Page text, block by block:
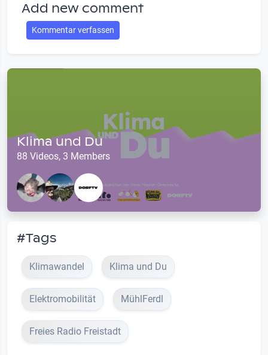
Add new comment
Kommentar verfassen
Klima und Du
88 Videos, 3 Members
#Tags
Klimawandel Klima und Du
Elektromobilität MühlFerdl
Freies Radio Freistadt